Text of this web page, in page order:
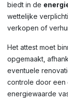
biedt in de
wettelijke
verkopen of
Het attest moet
opgemaakt,
eventuele
controle door een
energiewaarde